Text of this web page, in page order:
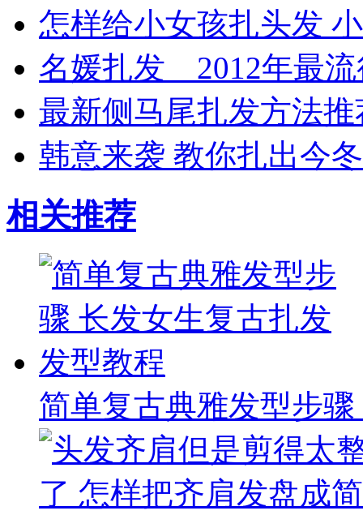
怎样给小女孩扎头发
名媛扎发 2012年最流
最新侧马尾扎发方法
韩意来袭 教你扎出今
相关推荐
简单复古典雅发型步